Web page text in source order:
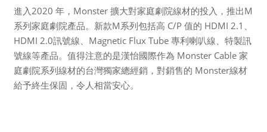
進入2020 年，Monster 擴大對家庭劇院線材的投入，推出M
系列家庭劇院產品。新款M系列包括高 C/P 值的 HDMI 2.1、
HDMI 2.0訊號線、Magnetic Flux Tube 專利喇叭線、特製訊
號線等產品。值得注意的是漢怡國際作為 Monster Cable 家
庭劇院系列線材的台灣獨家總經銷，對銷售的 Monster線材
給予終生保固，令人相當安心。